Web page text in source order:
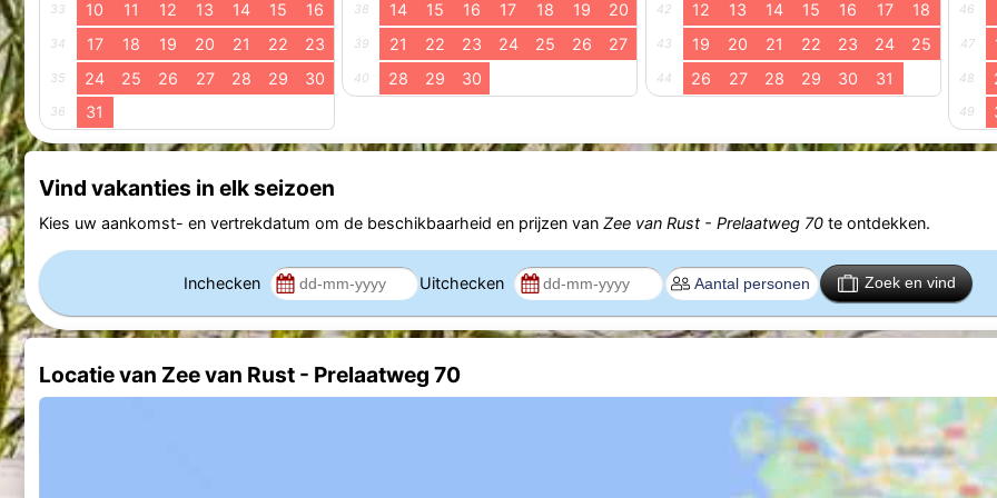
33 10 11 12 13 14 15 16
34 17 18 19 20 21 22 23
35 24 25 26 27 28 29 30
36 31
38 14 15 16 17 18 19 20
39 21 22 23 24 25 26 27
40 28 29 30
42 12 13 14 15 16 17 18
43 19 20 21 22 23 24 25
44 26 27 28 29 30 31
46
47
48
49
Vind vakanties in elk seizoen
Kies uw aankomst- en vertrekdatum om de beschikbaarheid en prijzen van Zee van Rust - Prelaatweg 70te ontdekken.
Inchecken Uitchecken Zoek en vind
Locatie van Zee van Rust - Prelaatweg 70